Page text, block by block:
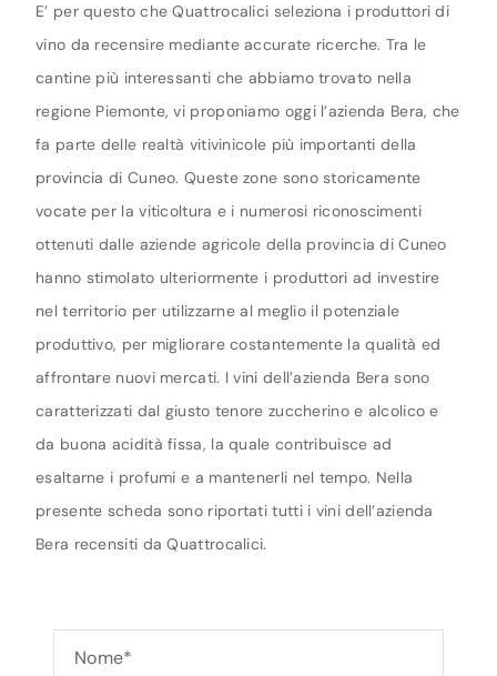
E’ per questo che Quattrocalici seleziona i produttori di
vino da recensire mediante accurate ricerche. Tra le
cantine più interessanti che abbiamo trovato nella
regione Piemonte, vi proponiamo oggi l’azienda Bera, che
fa parte delle realtà vitivinicole più importanti della
provincia di Cuneo. Queste zone sono storicamente
vocate per la viticoltura e i numerosi riconoscimenti
ottenuti dalle aziende agricole della provincia di Cuneo
hanno stimolato ulteriormente i produttori ad investire
nel territorio per utilizzarne al meglio il potenziale
produttivo, per migliorare costantemente la qualità ed
affrontare nuovi mercati. I vini dell’azienda Bera sono
caratterizzati dal giusto tenore zuccherino e alcolico e
da buona acidità fissa, la quale contribuisce ad
esaltarne i profumi e a mantenerli nel tempo. Nella
presente scheda sono riportati tutti i vini dell’azienda
Bera recensiti da Quattrocalici.